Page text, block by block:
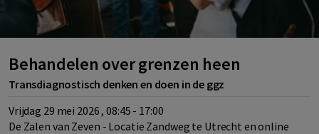
Behandelen over grenzen heen
Transdiagnostisch denken en doen in de ggz
vrijdag 29 mei 2026 , 08:45 - 17:00
De Zalen van Zeven - Locatie Zandweg te Utrecht en online